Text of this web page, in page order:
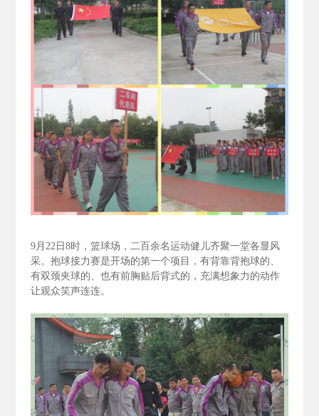
9月22日8时，篮球场，二百余名运动健儿齐聚一堂各显风
采。抱球接力赛是开场的第一个项目，有背靠背抱球的、
有双颈夹球的、也有前胸贴后背式的，充满想象力的动作
让观众笑声连连。